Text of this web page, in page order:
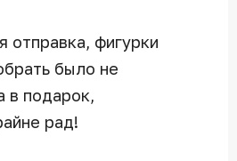
отправка, фигурки
было не
в подарок,
рад!